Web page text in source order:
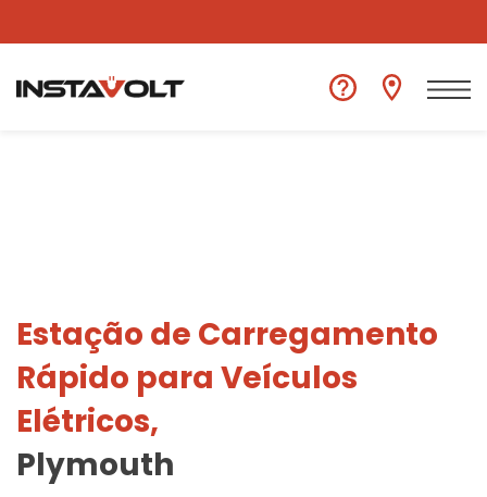
Ver outra localização
Estação de Carregamento
Rápido para Veículos
Elétricos,
Plymouth